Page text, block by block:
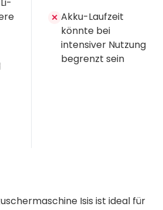
✕ Akku-Laufzeit
könnte bei
intensiver Nutzung
begrenzt sein
Isis ist ideal für